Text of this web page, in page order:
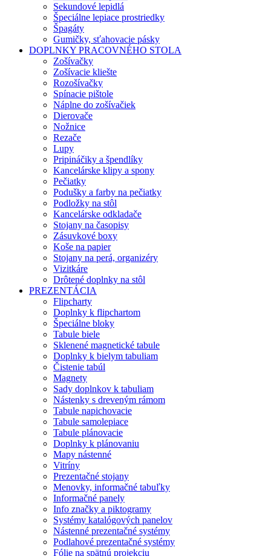
Sekundové lepidlá
Špeciálne lepiace prostriedky
Špagáty
Gumičky, sťahovacie pásky
DOPLNKY PRACOVNÉHO STOLA
Zošívačky
Zošívacie kliešte
Rozošívačky
Spínacie pištole
Náplne do zošívačiek
Dierovače
Nožnice
Rezače
Lupy
Pripináčiky a špendlíky
Kancelárske klipy a spony
Pečiatky
Podušky a farby na pečiatky
Podložky na stôl
Kancelárske odkladače
Stojany na časopisy
Zásuvkové boxy
Koše na papier
Stojany na perá, organizéry
Vizitkáre
Drôtené doplnky na stôl
PREZENTÁCIA
Flipcharty
Doplnky k flipchartom
Špeciálne bloky
Tabule biele
Sklenené magnetické tabule
Doplnky k bielym tabuliam
Čistenie tabúl
Magnety
Sady doplnkov k tabuliam
Nástenky s dreveným rámom
Tabule napichovacie
Tabule samolepiace
Tabule plánovacie
Doplnky k plánovaniu
Mapy nástenné
Vitríny
Prezentačné stojany
Menovky, informačné tabuľky
Informačné panely
Info značky a piktogramy
Systémy katalógových panelov
Nástenné prezentačné systémy
Podlahové prezentačné systémy
Fólie na spätnú projekciu